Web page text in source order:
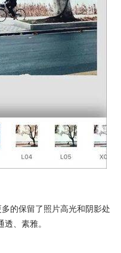
的保留了照片高光和阴影处
、素雅。